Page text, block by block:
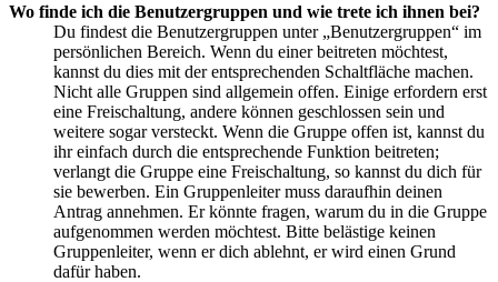
Wo finde ich die Benutzergruppen und wie trete ich ihnen bei?
Du findest die Benutzergruppen unter „Benutzergruppen“ im
persönlichen Bereich. Wenn du einer beitreten möchtest,
kannst du dies mit der entsprechenden Schaltfläche machen.
Nicht alle Gruppen sind allgemein offen. Einige erfordern erst
eine Freischaltung, andere können geschlossen sein und
weitere sogar versteckt. Wenn die Gruppe offen ist, kannst du
ihr einfach durch die entsprechende Funktion beitreten;
verlangt die Gruppe eine Freischaltung, so kannst du dich für
sie bewerben. Ein Gruppenleiter muss daraufhin deinen
Antrag annehmen. Er könnte fragen, warum du in die Gruppe
aufgenommen werden möchtest. Bitte belästige keinen
Gruppenleiter, wenn er dich ablehnt, er wird einen Grund
dafür haben.